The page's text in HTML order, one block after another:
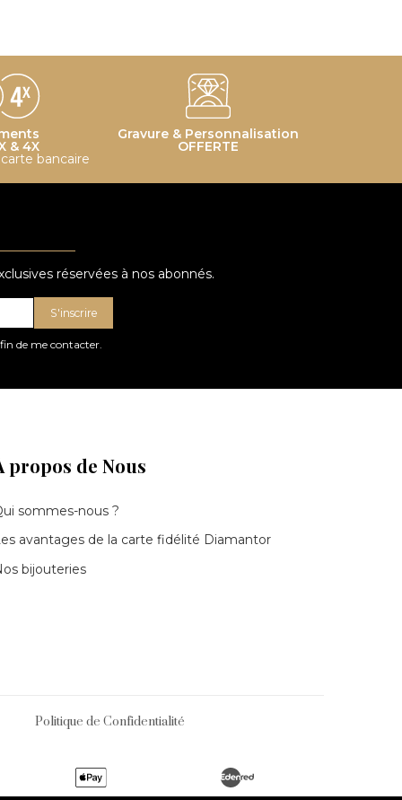
& 4X
bancaire
Gravure & Personnalisation
OFFERTE
réservées à nos abonnés.
S'inscrire
de me contacter.
propos de Nous
sommes-nous ?
avantages de la carte fidélité Diamantor
bijouteries
Politique de Confidentialité